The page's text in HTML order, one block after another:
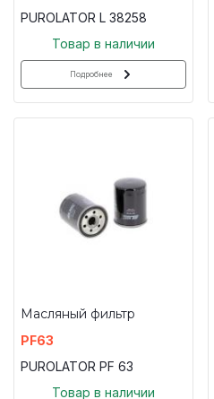
PUROLATOR L 38258
Товар в наличии
Подробнее
Масляный фильтр
PF63
PUROLATOR PF 63
Товар в наличии